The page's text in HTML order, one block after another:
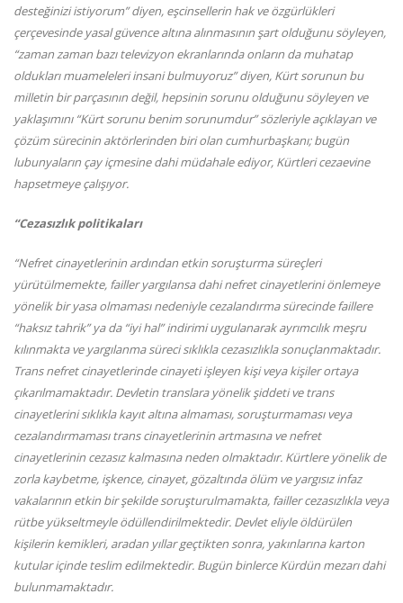
desteğinizi istiyorum” diyen, eşcinsellerin hak ve özgürlükleri
çerçevesinde yasal güvence altına alınmasının şart olduğunu söyleyen,
“zaman zaman bazı televizyon ekranlarında onların da muhatap
oldukları muameleleri insani bulmuyoruz” diyen, Kürt sorunun bu
milletin bir parçasının değil, hepsinin sorunu olduğunu söyleyen ve
yaklaşımını “Kürt sorunu benim sorunumdur” sözleriyle açıklayan ve
çözüm sürecinin aktörlerinden biri olan cumhurbaşkanı; bugün
lubunyaların çay içmesine dahi müdahale ediyor, Kürtleri cezaevine
hapsetmeye çalışıyor.
“Cezasızlık politikaları
“Nefret cinayetlerinin ardından etkin soruşturma süreçleri
yürütülmemekte, failler yargılansa dahi nefret cinayetlerini önlemeye
yönelik bir yasa olmaması nedeniyle cezalandırma sürecinde faillere
“haksız tahrik” ya da “iyi hal” indirimi uygulanarak ayrımcılık meşru
kılınmakta ve yargılanma süreci sıklıkla cezasızlıkla sonuçlanmaktadır.
Trans nefret cinayetlerinde cinayeti işleyen kişi veya kişiler ortaya
çıkarılmamaktadır. Devletin translara yönelik şiddeti ve trans
cinayetlerini sıklıkla kayıt altına almaması, soruşturmaması veya
cezalandırmaması trans cinayetlerinin artmasına ve nefret
cinayetlerinin cezasız kalmasına neden olmaktadır. Kürtlere yönelik de
zorla kaybetme, işkence, cinayet, gözaltında ölüm ve yargısız infaz
vakalarının etkin bir şekilde soruşturulmamakta, failler cezasızlıkla veya
rütbe yükseltmeyle ödüllendirilmektedir. Devlet eliyle öldürülen
kişilerin kemikleri, aradan yıllar geçtikten sonra, yakınlarına karton
kutular içinde teslim edilmektedir. Bugün binlerce Kürdün mezarı dahi
bulunmamaktadır.